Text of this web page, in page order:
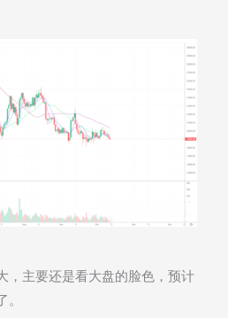
，主要还是看大盘的脸色，预计